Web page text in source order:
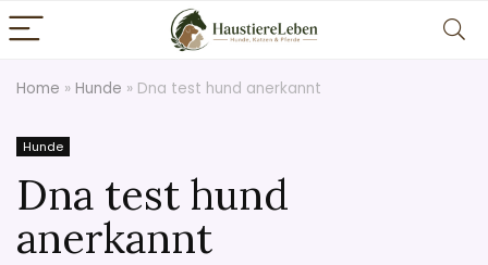
Home » Hunde » Dna test hund anerkannt
Hunde
Dna test hund
anerkannt